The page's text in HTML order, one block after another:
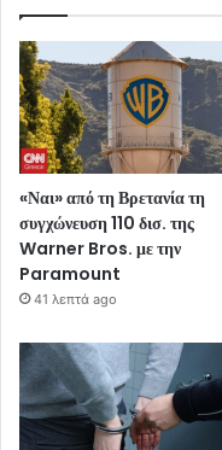
«Ναι» από τη Βρετανία τη
συγχώνευση 110 δισ. της
Warner Bros. με την
Paramount
41 λεπτά ago